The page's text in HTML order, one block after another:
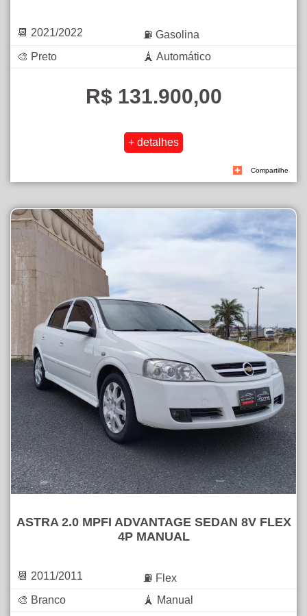
📆 2021/2022
⛽ Gasolina
🎨 Preto
🗼 Automático
R$ 131.900,00
Compartilhe
ASTRA 2.0 MPFI ADVANTAGE SEDAN 8V FLEX
4P MANUAL
📆 2011/2011
⛽ Flex
🎨 Branco
🗼 Manual